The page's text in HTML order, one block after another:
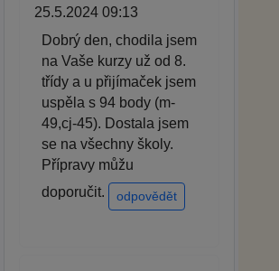
25.5.2024 09:13
Dobrý den, chodila jsem
na Vaše kurzy už od 8.
třídy a u přijímaček jsem
uspěla s 94 body (m-
49,cj-45). Dostala jsem
se na všechny školy.
Přípravy můžu
doporučit.
odpovědět